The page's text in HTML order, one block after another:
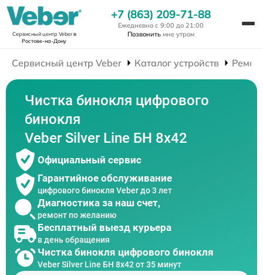
Сервисный центр Veberв
Ростове-на-Дону
+7 (863) 209-71-88
Ежедневно с 9:00 до 21:00
Позвонить мне утром
Сервисный центр Veber Каталог устройств
Чистка бинокля цифрового
бинокля
Veber Silver Line БН 8x42
Официальный сервис
Гарантийное обслуживание
цифрового бинокля Veber до 3 лет
Диагностика за наш счет,
ремонт по желанию
Бесплатный выезд курьера
в день обращения
Чистка бинокля цифрового бинокля
Veber Silver Line БН 8x42 от 35 минут